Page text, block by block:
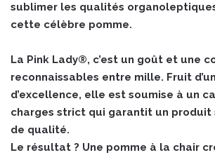
sublimer les qualités
cette célèbre pomme.
La Pink Lady®, c’est un goût et une
reconnaissables entre mille. Fruit
d’excellence, elle est soumise à un
charges strict qui garantit un produit
de qualité.
Le résultat ? Une pomme à la chair